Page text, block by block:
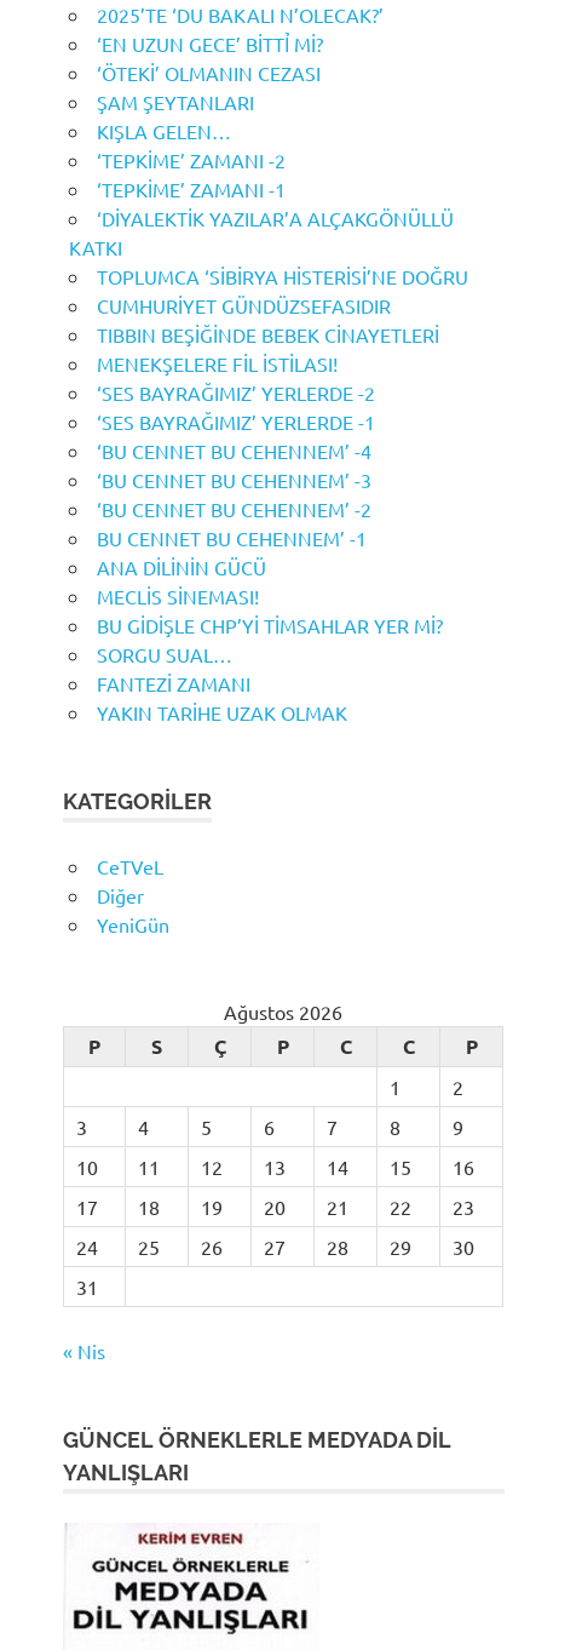
2025’TE ‘DU BAKALI N’OLECAK?’
‘EN UZUN GECE’ BİTTỈ Mİ?
‘ÖTEKİ’ OLMANIN CEZASI
ŞAM ŞEYTANLARI
KIŞLA GELEN…
‘TEPKİME’ ZAMANI -2
‘TEPKİME’ ZAMANI -1
‘DİYALEKTİK YAZILAR’A ALÇAKGÖNÜLLÜ
KATKI
TOPLUMCA ‘SİBİRYA HİSTERİSİ’NE DOĞRU
CUMHURİYET GÜNDÜZSEFASIDIR
TIBBIN BEŞİĞİNDE BEBEK CİNAYETLERİ
MENEKŞELERE FİL İSTİLASI!
‘SES BAYRAĞIMIZ’ YERLERDE -2
‘SES BAYRAĞIMIZ’ YERLERDE -1
‘BU CENNET BU CEHENNEM’ -4
‘BU CENNET BU CEHENNEM’ -3
‘BU CENNET BU CEHENNEM’ -2
BU CENNET BU CEHENNEM’ -1
ANA DİLİNİN GÜCÜ
MECLİS SİNEMASI!
BU GİDİŞLE CHP’Yİ TİMSAHLAR YER Mİ?
SORGU SUAL…
FANTEZİ ZAMANI
YAKIN TARİHE UZAK OLMAK
KATEGORILER
CeTVeL
Diğer
YeniGün
Ağustos 2026
P S Ç P C C P
1
2
3
4 5 6 7 8
9
10
11 12 13 14 15
16
17
18 19 20 21 22
23
24
25 26 27 28 29
30
31
« Nis
GÜNCEL ÖRNEKLERLE MEDYADA DİL
YANLIŞLARI